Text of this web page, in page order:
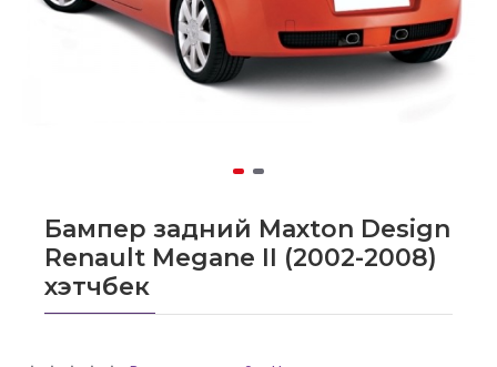
Бампер задний Maxton Design
Renault Megane II (2002-2008)
хэтчбек